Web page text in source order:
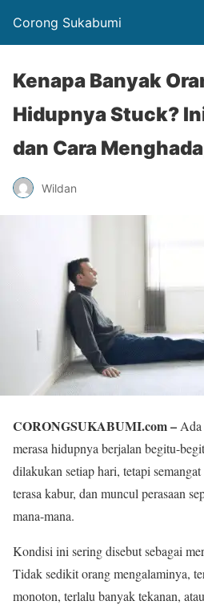
Corong Sukabumi
Kenapa Banyak
Hidupnya Stuck?
dan Cara
Wildan
CORONGSUKABUMI.com – Ada
merasa hidupnya berjalan begitu-
dilakukan setiap hari, tetapi
terasa kabur, dan muncul perasaan
mana-mana.
Kondisi ini sering disebut sebagai
Tidak sedikit orang mengalaminya,
monoton, terlalu banyak tekanan,